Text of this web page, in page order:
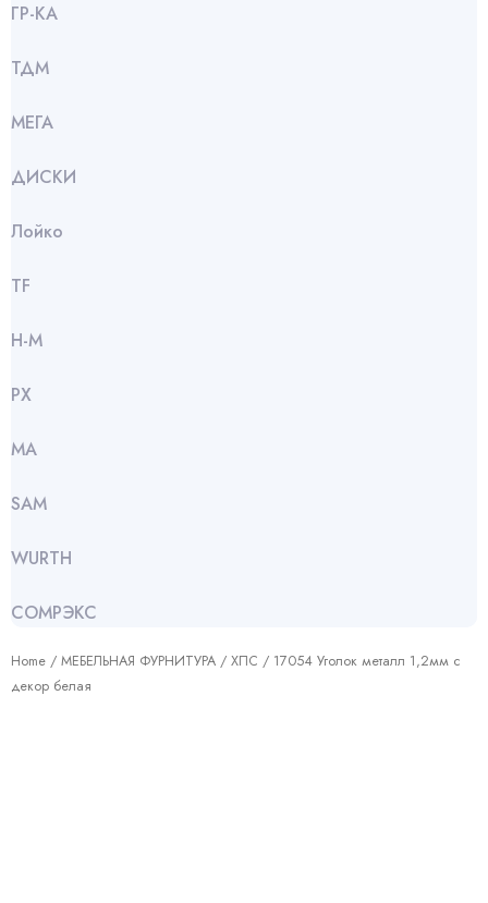
ГР-КА
ТДМ
МЕГА
ДИСКИ
Лойко
TF
Н-М
РХ
МА
SАМ
WURTH
СОМРЭКС
Home / МЕБЕЛЬНАЯ ФУРНИТУРА / ХПС / 17054 Уголок металл 1,2мм с
декор белая